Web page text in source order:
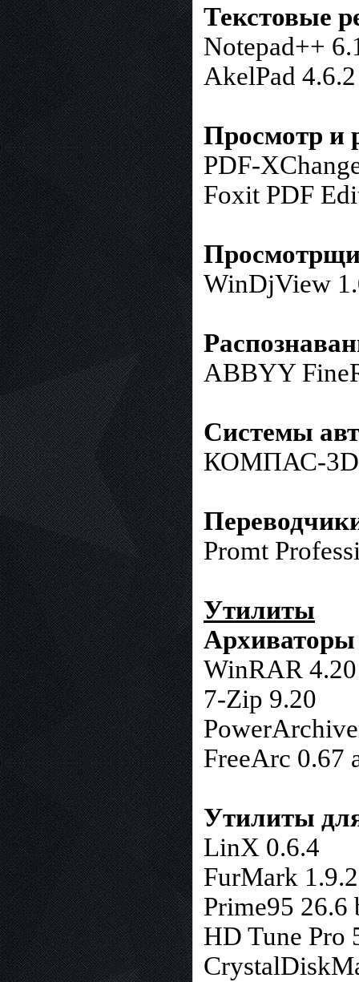
Текстовые
Notepad++
AkelPad 4.6.2
Просмотр и
PDF-
Foxit PDF
WinDjView
ABBYY
Системы
КОМПАС-3D
Promt
Утилиты
Архиваторы
WinRAR
7-Zip 9.20
FreeArc 0.67
Утилиты
LinX 0.6.4
FurMark 1.9.2
Prime95 26.6
HD Tune Pro